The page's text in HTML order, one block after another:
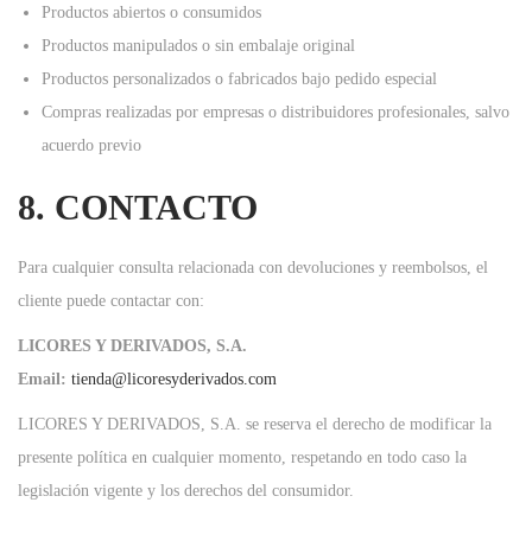
Productos abiertos o consumidos
Productos manipulados o sin embalaje original
Productos personalizados o fabricados bajo pedido especial
Compras realizadas por empresas o distribuidores profesionales, salvo
acuerdo previo
8. CONTACTO
Para cualquier consulta relacionada con devoluciones y reembolsos, el
cliente puede contactar con:
LICORES Y DERIVADOS, S.A.
Email: tienda@licoresyderivados.com
LICORES Y DERIVADOS, S.A. se reserva el derecho de modificar la
presente política en cualquier momento, respetando en todo caso la
legislación vigente y los derechos del consumidor.